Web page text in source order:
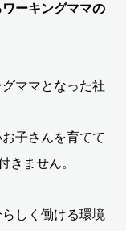
ーキングママの
ママとなった社
子さんを育てて
きません。
しく働ける環境